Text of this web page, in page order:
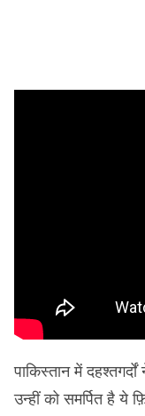
पाकिस्तान में
उन्हीं को समर्पित है ये